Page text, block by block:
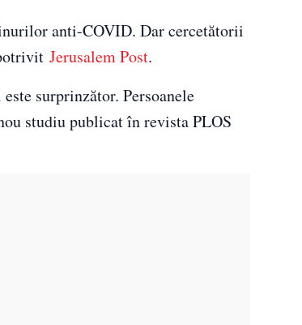
anti-COVID. Dar cercetătorii
Jerusalem Post.
surprinzător. Persoanele
studiu publicat în revista PLOS